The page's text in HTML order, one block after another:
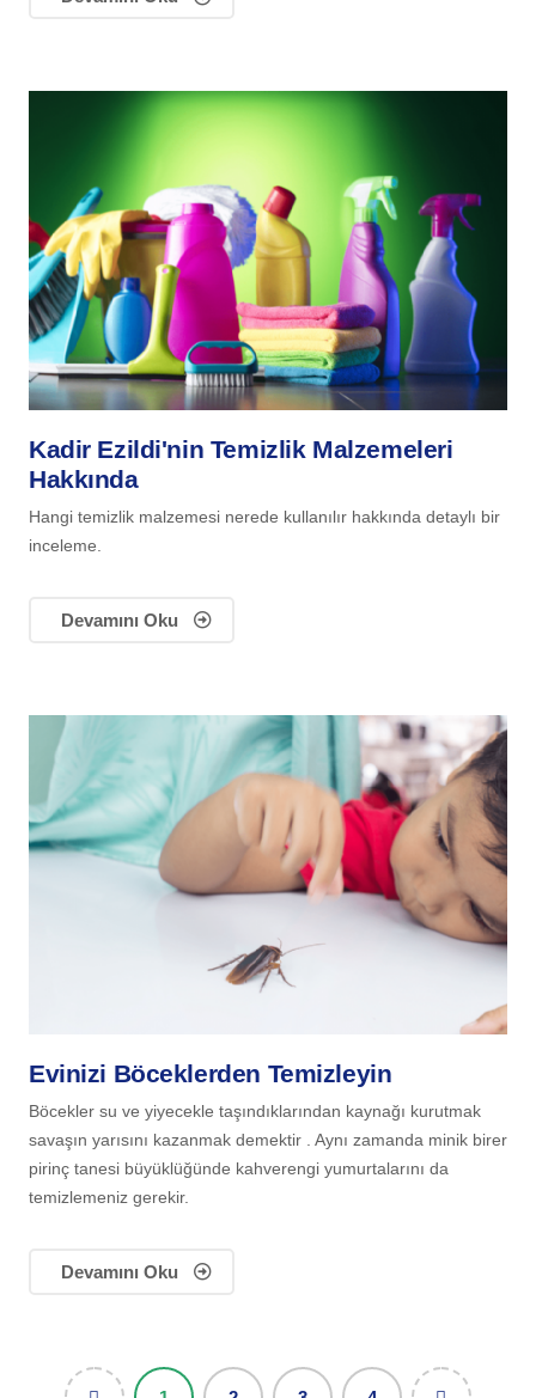
Kadir Ezildi'nin Temizlik Malzemeleri
Hakkında
Hangi temizlik malzemesi nerede kullanılır hakkında detaylı bir
inceleme.
Devamını Oku
Evinizi Böceklerden Temizleyin
Böcekler su ve yiyecekle taşındıklarından kaynağı kurutmak
savaşın yarısını kazanmak demektir . Aynı zamanda minik birer
pirinç tanesi büyüklüğünde kahverengi yumurtalarını da
temizlemeniz gerekir.
Devamını Oku